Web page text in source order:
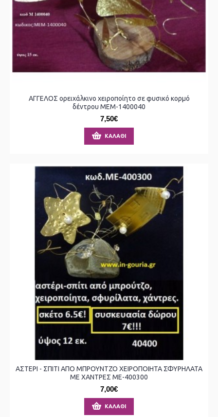
ΑΓΓΕΛΟΣ ορειχάλκινο χειροποίητο σε φυσικό κορμό
δέντρου ΜΕΜ-1400040
7,50€
ΚΑΛΆΘΙ
ΑΣΤΕΡΙ - ΣΠΙΤΙ ΑΠΟ ΜΠΡΟΥΝΤΖΟ ΧΕΙΡΟΠΟΙΗΤΑ ΣΦΥΡΗΛΑΤΑ
ΜΕ ΧΑΝΤΡΕΣ ΜΕ-400300
7,00€
ΚΑΛΆΘΙ